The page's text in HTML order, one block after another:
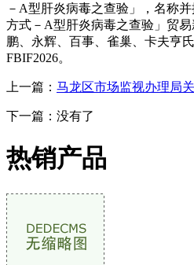
－A型肝炎病毒之查验」，名称
方式－A型肝炎病毒之查验」贸
鹏、永辉、百事、雀巢、卡夫亨
FBIF2026。
上一篇： 马龙区市场监视办理局
下一篇：没有了
热销产品